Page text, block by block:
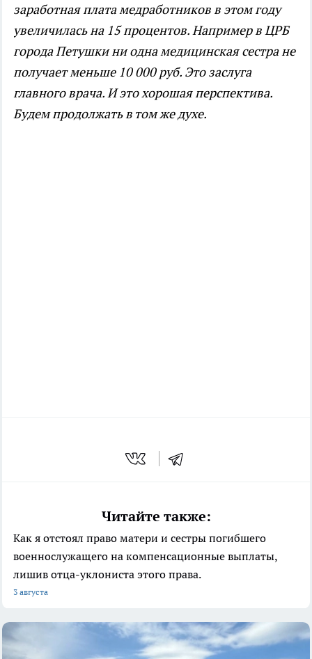
заработная плата медработников в этом году
увеличилась на 15 процентов. Например в ЦРБ
города Петушки ни одна медицинская сестра не
получает меньше 10 000 руб. Это заслуга
главного врача. И это хорошая перспектива.
Будем продолжать в том же духе.
Читайте также:
Как я отстоял право матери и сестры погибшего
военнослужащего на компенсационные выплаты,
лишив отца-уклониста этого права.
3 августа